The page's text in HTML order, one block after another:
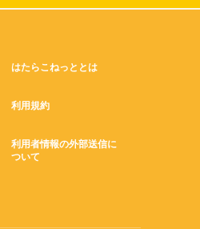
はたらこねっととは
利用規約
利用者情報の外部送信に
ついて